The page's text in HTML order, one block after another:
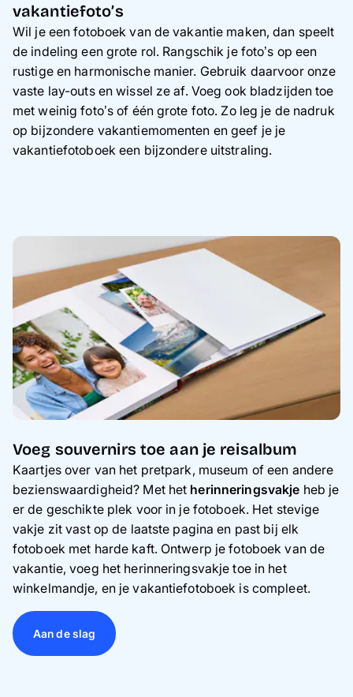
vakantiefoto’s
Wil je een fotoboek van de vakantie maken, dan speelt
de indeling een grote rol. Rangschik je foto’s op een
rustige en harmonische manier. Gebruik daarvoor onze
vaste lay-outs en wissel ze af. Voeg ook bladzijden toe
met weinig foto’s of één grote foto. Zo leg je de nadruk
op bijzondere vakantiemomenten en geef je je
vakantiefotoboek een bijzondere uitstraling.
Voeg souvernirs toe aan je reisalbum
Kaartjes over van het pretpark, museum of een andere
bezienswaardigheid? Met het herinneringsvakje heb je
er de geschikte plek voor in je fotoboek. Het stevige
vakje zit vast op de laatste pagina en past bij elk
fotoboek met harde kaft. Ontwerp je fotoboek van de
vakantie, voeg het herinneringsvakje toe in het
winkelmandje, en je vakantiefotoboek is compleet.
Aan de slag